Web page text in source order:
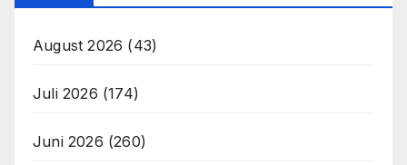
August 2026 (43)
Juli 2026 (174)
Juni 2026 (260)